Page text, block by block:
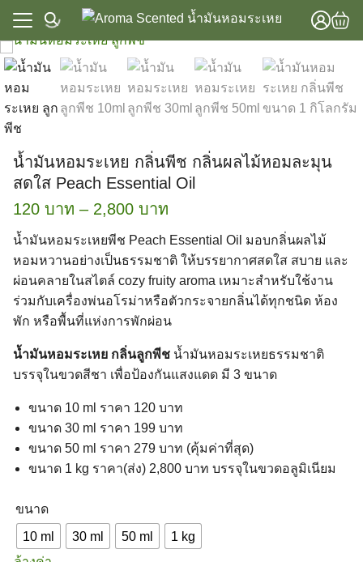
content
ก
ม
Store
ก
งหมด
มน้ำมันหอมระเหย กลิ่นพีช กลิ่นผลไม้หอมละมุน
สดใส Peach Essential Oil
120 บาท – 2,800 บาท
range:
120 บาท
through
น้ำมันหอมระเหยพีช Peach Essential Oil มอบกลิ่นผลไม้
หอมหวานอย่างเป็นธรรมชาติ ให้บรรยากาศสดใส สบาย และ
ผ่อนคลายในสไตล์ cozy fruity aroma เหมาะสำหรับใช้งาน
ร่วมกับเครื่องพ่นอโรม่าหรือตัวกระจายกลิ่นได้ทุกชนิด ห้อง
พัก หรือพื้นที่แห่งการพักผ่อน
น้ำมันหอมระเหย กลิ่นลูกพีช น้ำมันหอมระเหยธรรมชาติ
บรรจุในขวดสีชา เพื่อป้องกันแสงแดด มี 3 ขนาด
ขนาด 10 ml ราคา 120 บาท
ขนาด 30 ml ราคา 199 บาท
ขนาด 50 ml ราคา 279 บาท (คุ้มค่าที่สุด)
ขนาด 1 kg ราคา(ส่ง) 2,800 บาท บรรจุในขวดอลูมิเนียม
ขนาด
10 ml
30 ml 50 ml
1 kg